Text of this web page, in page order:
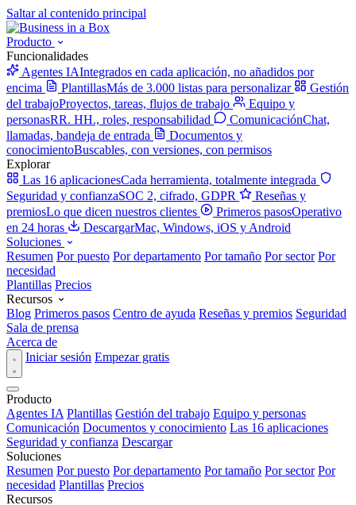
Saltar al contenido principal
Producto
Funcionalidades
Agentes IAIntegrados en cada aplicación, no añadidos por
encima
PlantillasMás de 3.000 listas para personalizar
Gestión
del trabajoProyectos, tareas, flujos de trabajo
Equipo y
personasRR. HH., roles, responsabilidad ComunicaciónChat,
llamadas, bandeja de entrada
Documentos y
conocimientoBuscables, con versiones, con permisos
Explorar
Las 16 aplicacionesCada herramienta, totalmente integrada
Seguridad y confianzaSOC 2, cifrado, GDPR
Reseñas y
premiosLo que dicen nuestros clientes Primeros pasosOperativo
en 24 horas
DescargarMac, Windows, iOS y Android
Soluciones
Resumen Por puesto Por departamento Por tamaño Por sector Por
necesidad
Plantillas Precios
Recursos
Blog Primeros pasos Centro de ayuda Reseñas y premios Seguridad
Sala de prensa
Acerca de
Iniciar sesión Empezar gratis
Producto
Agentes IA Plantillas Gestión del trabajo Equipo y personas
Comunicación Documentos y conocimiento Las 16 aplicaciones
Seguridad y confianza Descargar
Soluciones
Resumen Por puesto Por departamento Por tamaño Por sector Por
necesidad Plantillas Precios
Recursos